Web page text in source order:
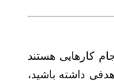
کارهایی هستند
داشته باشید،